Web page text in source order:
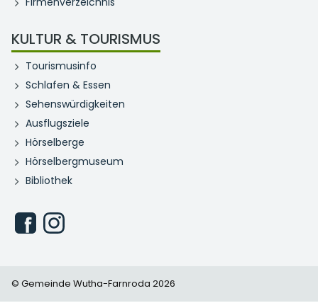
KULTUR & TOURISMUS
Tourismusinfo
Schlafen & Essen
Sehenswürdigkeiten
Ausflugsziele
Hörselberge
Hörselbergmuseum
Bibliothek
© Gemeinde Wutha-Farnroda 2026